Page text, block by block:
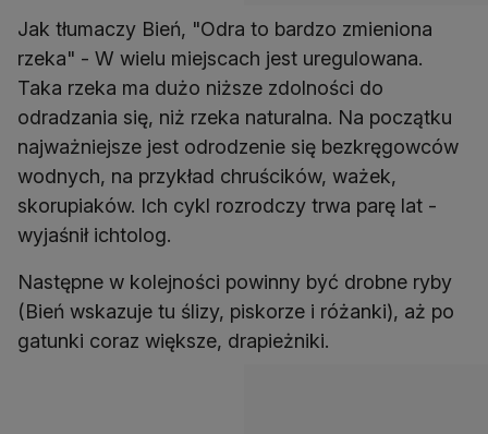
Jak tłumaczy Bień, "Odra to bardzo zmieniona
rzeka" - W wielu miejscach jest uregulowana.
Taka rzeka ma dużo niższe zdolności do
odradzania się, niż rzeka naturalna. Na początku
najważniejsze jest odrodzenie się bezkręgowców
wodnych, na przykład chruścików, ważek,
skorupiaków. Ich cykl rozrodczy trwa parę lat -
wyjaśnił ichtolog.
Następne w kolejności powinny być drobne ryby
(Bień wskazuje tu ślizy, piskorze i różanki), aż po
gatunki coraz większe, drapieżniki.